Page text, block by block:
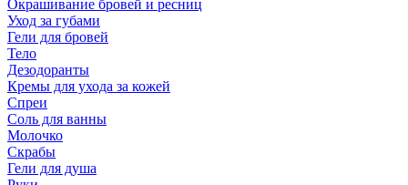
Окрашивание бровей и ресниц
Уход за губами
Гели для бровей
Тело
Дезодоранты
Кремы для ухода за кожей
Спреи
Соль для ванны
Молочко
Скрабы
Гели для душа